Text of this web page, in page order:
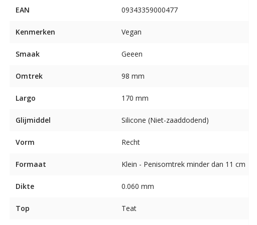
EAN 09343359000477
Kenmerken Vegan
Smaak Geeen
Omtrek 98 mm
Largo 170 mm
Glijmiddel Silicone (Niet-zaaddodend)
Vorm Recht
Formaat Klein - Penisomtrek minder dan 11 cm
Dikte 0.060 mm
Top Teat